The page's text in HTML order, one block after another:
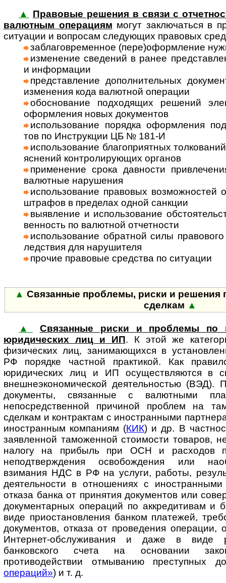
▲
Правовые решения в связи с
валют­ным опе­ра­циям могут за­клю­ча­ться в
ситу­ации и воп­ро­сам сле­дую­щих пра­во­вых
заблаговременное (пере)оформ­ление
изменение сведений в ранее
и инфор­мации
представление дополнительных
изме­не­ния кода валют­ной опе­рации
обоснование подходящих решений
оформ­ле­ния новых доку­мен­тов
использование порядка оформления
тов по Инст­рук­ции ЦБ № 181-И
использование благоприятных
яс­не­ний конт­роли­рую­щих орга­нов
применение срока давности
валют­ные нару­шения
использование правовых возможностей
штра­фов в пре­де­лах одной санкции
выявление и использование
вен­ность по валют­ной отчет­но­сти
использование обратной силы
лед­ст­вия для нару­шителя
прочие правовые средства по ситу­ации
▲ Связанные проблемы, риски и решения
сделкам ▲
▲
Связанные риски и проблемы по
юридических лиц и ИП. К этой же
физических лиц, занимающихся в
РФ порядке частной практикой. Как
юридических лиц и ИП осуществляются в
внешнеэкономической деятельностью (ВЭД).
документы, связанные с валютными
непосредственной причиной проблем на
сделкам и контрактам с иностранными
иностранным компаниям (КИК) и др. В
заявленной таможенной стоимости товаров,
налогу на прибыль при ОСН и расходов
неподтверждения освобождения или
взимания НДС в РФ на услуги, работы,
деятельности в отношениях с
отказа банка от принятия документов или
документарных операций по аккредитивам и
виде приостановления банком платежей,
документов, отказа от проведения операции,
Интернет-обслуживания и даже в виде
банковского счета на основании
противодействии отмыванию преступных
операций») и т. д.